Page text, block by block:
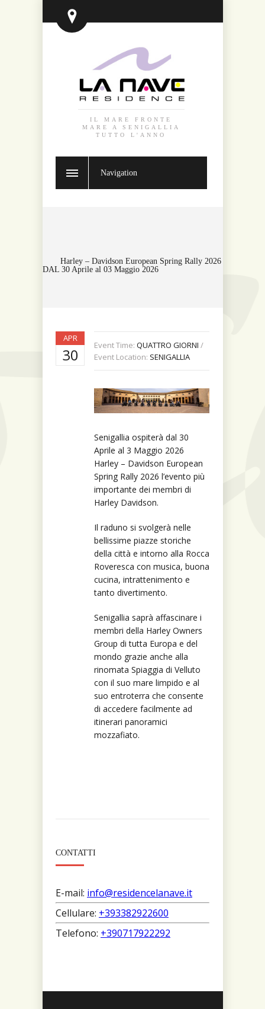
IL MARE FRONTE
MARE A SENIGALLIA
TUTTO L'ANNO
Navigation
Harley – Davidson European Spring Rally 2026
DAL 30 Aprile al 03 Maggio 2026
APR
30 Event Time: QUATTRO GIORNI /
Event Location: SENIGALLIA
Senigallia ospiterà dal 30
Aprile al 3 Maggio 2026
Harley – Davidson European
Spring Rally 2026 l’evento più
importante dei membri di
Harley Davidson.
Il raduno si svolgerà nelle
bellissime piazze storiche
della città e intorno alla Rocca
Roveresca con musica, buona
cucina, intrattenimento e
tanto divertimento.
Senigallia saprà affascinare i
membri della Harley Owners
Group di tutta Europa e del
mondo grazie anche alla
rinomata Spiaggia di Velluto
con il suo mare limpido e al
suo entroterra che consente
di accedere facilmente ad
itinerari panoramici
mozzafiato.
CONTATTI
E-mail: info@residencelanave.it
Cellulare: +393382922600
Telefono: +390717922292